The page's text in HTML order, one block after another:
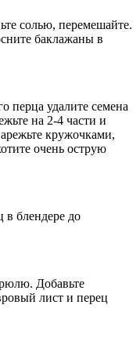
солью, перемешайте.
баклажаны в
перца удалите семена
на 2-4 части и
кружочками,
очень острую
блендере до
Добавьте
лист и перец